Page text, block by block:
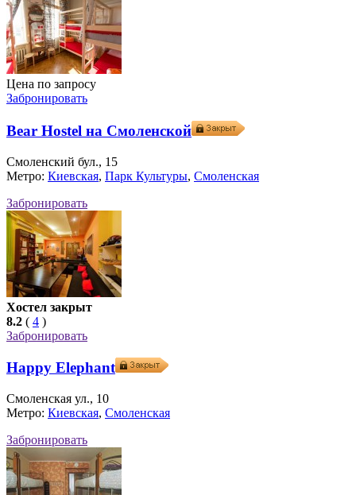
Цена по запросу
Забронировать
Bear Hostel на Смоленской
Смоленский бул., 15
Метро: Киевская, Парк Культуры, Смоленская
Забронировать
Хостел закрыт
8.2 ( 4 )
Забронировать
Happy Elephant
Смоленская ул., 10
Метро: Киевская, Смоленская
Забронировать